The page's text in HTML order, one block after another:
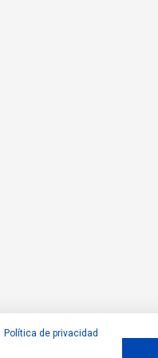
Política de privacidad